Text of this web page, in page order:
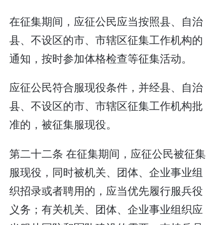
在征集期间，应征公民应当按照县、自治
县、不设区的市、市辖区征集工作机构的
通知，按时参加体格检查等征集活动。
应征公民符合服现役条件，并经县、自治
县、不设区的市、市辖区征集工作机构批
准的，被征集服现役。
第二十二条 在征集期间，应征公民被征集
服现役，同时被机关、团体、企业事业组
织招录或者聘用的，应当优先履行服兵役
义务；有关机关、团体、企业事业组织应